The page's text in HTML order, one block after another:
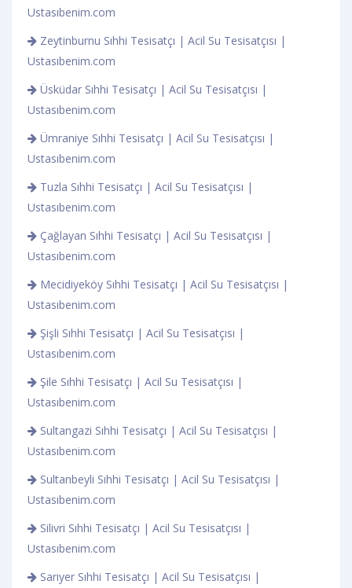
Ustasıbenim.com
Zeytinburnu Sıhhi Tesisatçı | Acil Su Tesisatçısı |
Ustasıbenim.com
Üsküdar Sıhhi Tesisatçı | Acil Su Tesisatçısı |
Ustasıbenim.com
Ümraniye Sıhhi Tesisatçı | Acil Su Tesisatçısı |
Ustasıbenim.com
Tuzla Sıhhi Tesisatçı | Acil Su Tesisatçısı |
Ustasıbenim.com
Çağlayan Sıhhi Tesisatçı | Acil Su Tesisatçısı |
Ustasıbenim.com
Mecidiyeköy Sıhhi Tesisatçı | Acil Su Tesisatçısı |
Ustasıbenim.com
Şişli Sıhhi Tesisatçı | Acil Su Tesisatçısı |
Ustasıbenim.com
Şile Sıhhi Tesisatçı | Acil Su Tesisatçısı |
Ustasıbenim.com
Sultangazi Sıhhi Tesisatçı | Acil Su Tesisatçısı |
Ustasıbenim.com
Sultanbeyli Sıhhi Tesisatçı | Acil Su Tesisatçısı |
Ustasıbenim.com
Silivri Sıhhi Tesisatçı | Acil Su Tesisatçısı |
Ustasıbenim.com
Sarıyer Sıhhi Tesisatçı | Acil Su Tesisatçısı |